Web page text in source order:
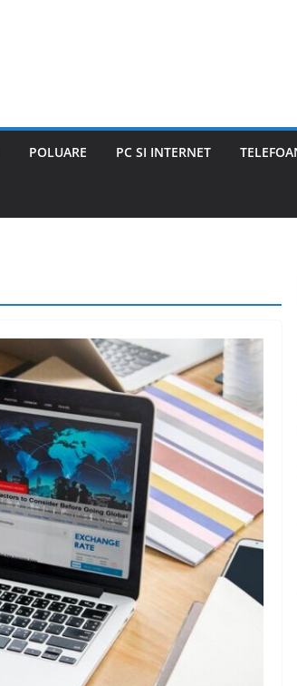
POLUARE PC SI INTERNET
DIVERSE
Diferentele dintre
articolele seo si
advertoriale
decembrie 1, 2024 Chiroiu Mircea Ionut